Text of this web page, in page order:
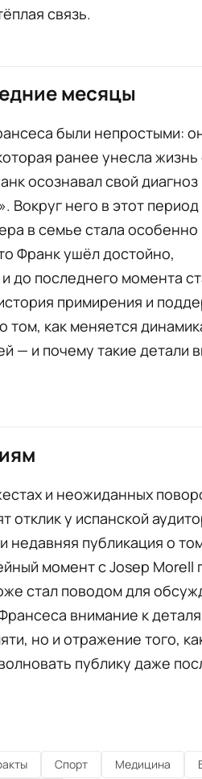
связь.
месяцы
были непростыми:
ранее унесла жизнь
осознавал свой диагноз
Вокруг него в этот период
в семье стала особенно
Франк ушёл достойно,
до последнего момента
примирения и
как меняется
— и почему такие детали
и неожиданных
отклик у испанской
недавняя публикация о
момент с Josep Morell
стал поводом для
внимание к
но и отражение того,
публику даже
Спорт Медицина